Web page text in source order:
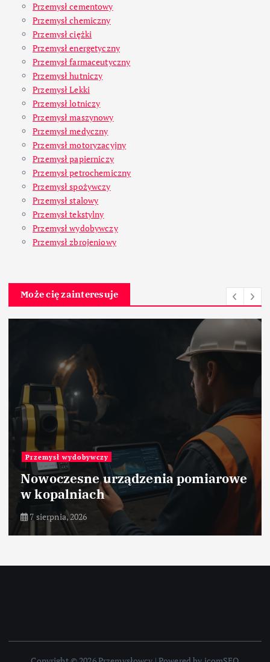
Przemysł cementowy
Przemysł chemiczny
Przemysł ciężki
Przemysł energetyczny
Przemysł farmaceutyczny
Przemysł hutniczy
Przemysł Lekki
Przemysł lotniczy
Przemysł maszynowy
Przemysł medyczny
Przemysł motoryzacyjny
Przemysł papierniczy
Przemysł petrochemiczny
Przemysł spożywczy
Przemysł stalowy
Przemysł tekstylny
Przemysł wydobywczy
Przemysł zbrojeniowy
Może cię zainteresuje
Przemysł wydobywczy
Nowoczesne urządzenia pomiarowe
w kopalniach
7 sierpnia, 2026